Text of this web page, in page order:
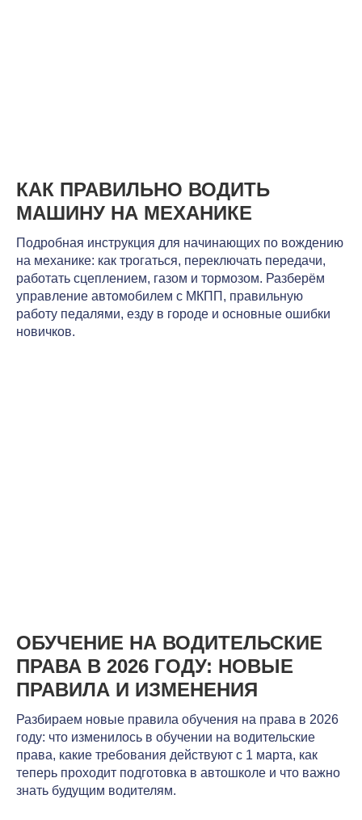
КАК ПРАВИЛЬНО ВОДИТЬ
МАШИНУ НА МЕХАНИКЕ
Подробная инструкция для начинающих по вождению
на механике: как трогаться, переключать передачи,
работать сцеплением, газом и тормозом. Разберём
управление автомобилем с МКПП, правильную
работу педалями, езду в городе и основные ошибки
новичков.
ОБУЧЕНИЕ НА ВОДИТЕЛЬСКИЕ
ПРАВА В 2026 ГОДУ: НОВЫЕ
ПРАВИЛА И ИЗМЕНЕНИЯ
Разбираем новые правила обучения на права в 2026
году: что изменилось в обучении на водительские
права, какие требования действуют с 1 марта, как
теперь проходит подготовка в автошколе и что важно
знать будущим водителям.